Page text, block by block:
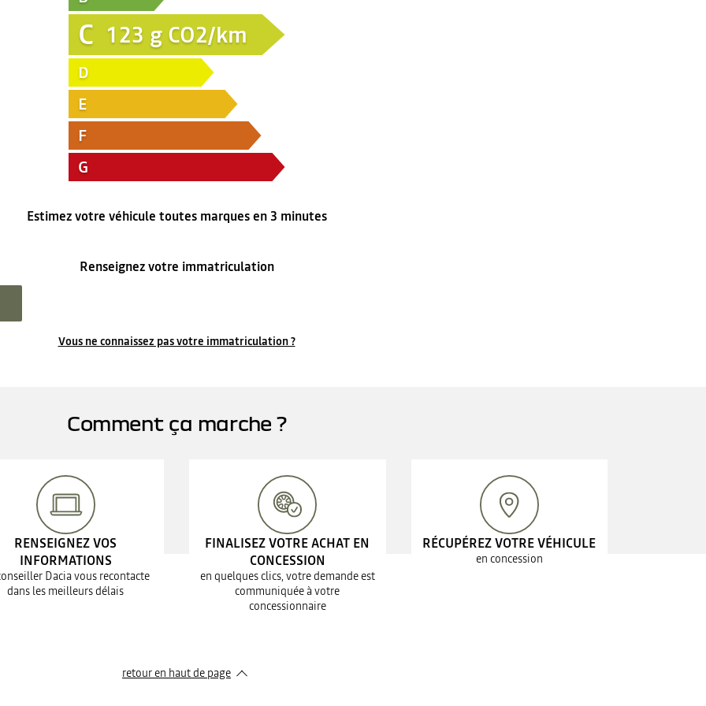
C 123 g CO2/km
D
E
F
G
Estimez votre véhicule toutes marques en 3 minutes
Renseignez votre immatriculation
Vous ne connaissez pas votre immatriculation ?
Comment ça marche ?
RENSEIGNEZ VOS
INFORMATIONS
Dacia vous recontacte
dans les meilleurs délais
FINALISEZ VOTRE ACHAT EN
CONCESSION
en quelques clics, votre demande est
communiquée à votre
concessionnaire
RÉCUPÉREZ VOTRE VÉHICULE
en concession
retour en haut de page​